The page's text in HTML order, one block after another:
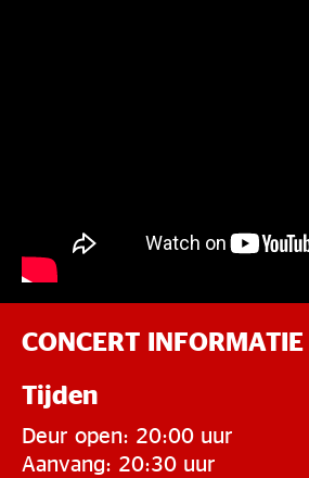
CONCERT INFORMATIE
Tijden
Deur open: 20:00 uur
Aanvang: 20:30 uur